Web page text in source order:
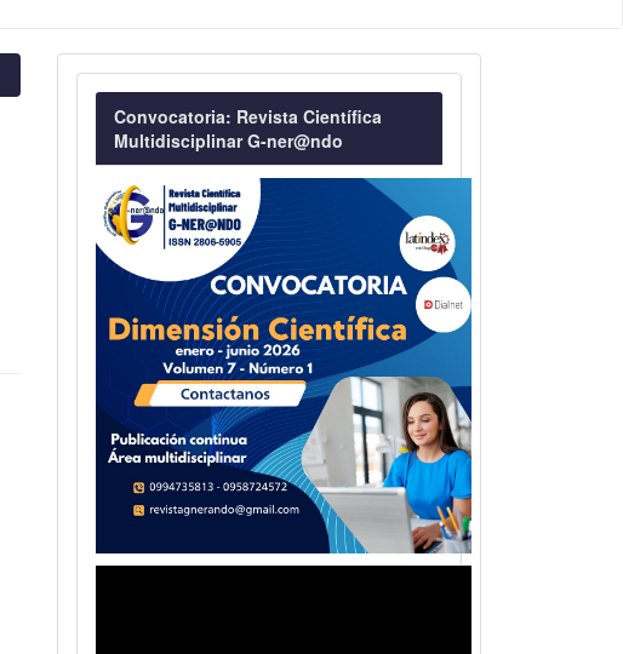
Convocatoria
Convocatoria: Revista Científica
Multidisciplinar G-ner@ndo